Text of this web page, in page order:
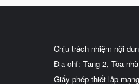
Chịu trách nhiệm nội
Địa chỉ: Tầng 2, Tòa
Giấy phép thiết lập